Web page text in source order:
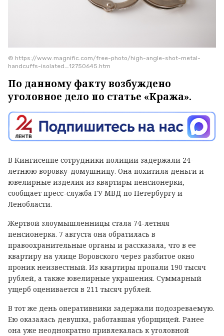
© https://www.magnific.com/free-photo/high-angle-shot-metal-
handcuffs-isolated_12750645.htm
По данному факту возбуждено
уголовное дело по статье «Кража».
В Кингисеппе сотрудники полиции задержали 24-
летнюю воровку-домушницу. Она похитила деньги и
ювелирные изделия из квартиры пенсионерки,
сообщает пресс-служба ГУ МВД по Петербургу и
Ленобласти.
Жертвой злоумышленницы стала 74-летняя
пенсионерка. 7 августа она обратилась в
правоохранительные органы и рассказала, что в ее
квартиру на улице Воровского через разбитое окно
проник неизвестный. Из квартиры пропали 190 тысяч
рублей, а также ювелирные украшения. Суммарный
ущерб оценивается в 211 тысяч рублей.
В тот же день оперативники задержали подозреваемую.
Ею оказалась девушка, работавшая уборщицей. Ранее
она уже неоднократно привлекалась к уголовной